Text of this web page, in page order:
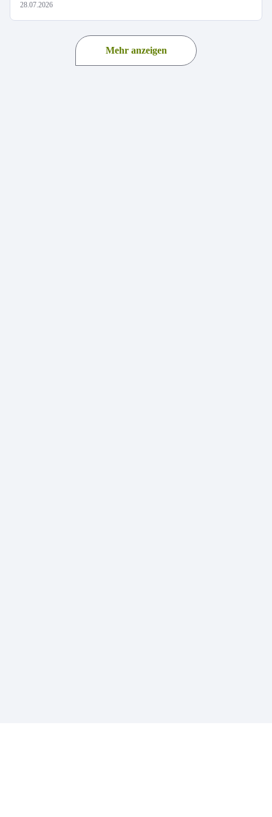
28.07.2026
Mehr anzeigen